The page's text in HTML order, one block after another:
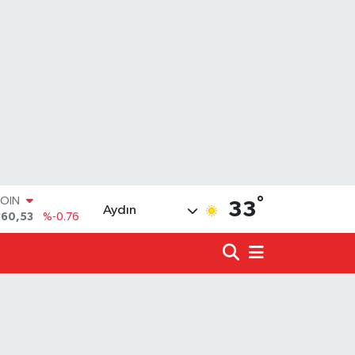
%0.17
Aydın 33°